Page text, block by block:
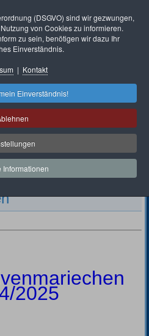
Unsere Garden
2025
(DSGVO) sind wir gezwungen,
von Cookies zu informieren.
zu sein, benötigen wir dazu Ihr
Einverständnis.
| Kontakt
Einverständnis!
Informationen